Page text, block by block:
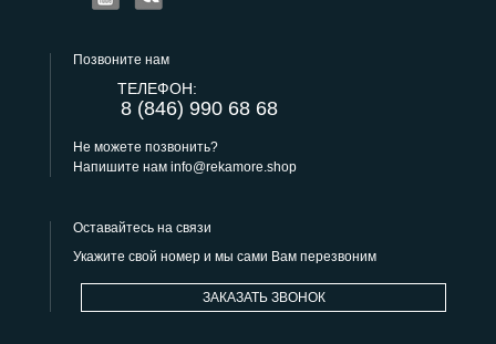
Позвоните нам
ТЕЛЕФОН:
8 (846) 990 68 68
Не можете позвонить?
Напишите нам info@rekamore.shop
Оставайтесь на связи
Укажите свой номер и мы сами Вам перезвоним
ЗАКАЗАТЬ ЗВОНОК